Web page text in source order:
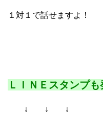
１対１で話せますよ！
ＬＩＮＥスタンプも
↓ ↓ ↓